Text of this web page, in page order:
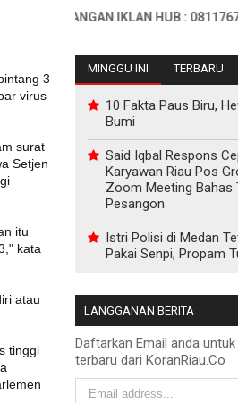
3
virus
surat
Setjen
itu
kata
atau
tinggi
IKLAN HUB : 0811767335
MINGGU INI TERBARU
10 Fakta Paus Biru,
Bumi
Said Iqbal Respons
Karyawan Riau Pos
Zoom Meeting Bahas
Pesangon
Istri Polisi di Medan
Pakai Senpi, Propam
LANGGANAN BERITA
Daftarkan Email anda
terbaru dari KoranRiau.Co